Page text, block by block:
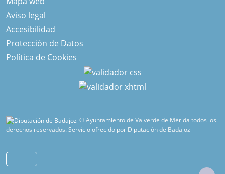
Aviso legal
Accesibilidad
Protección de Datos
Política de Cookies
© Ayuntamiento de Valverde de Mérida todos los
derechos reservados.Servicio ofrecido por Diputación de Badajoz